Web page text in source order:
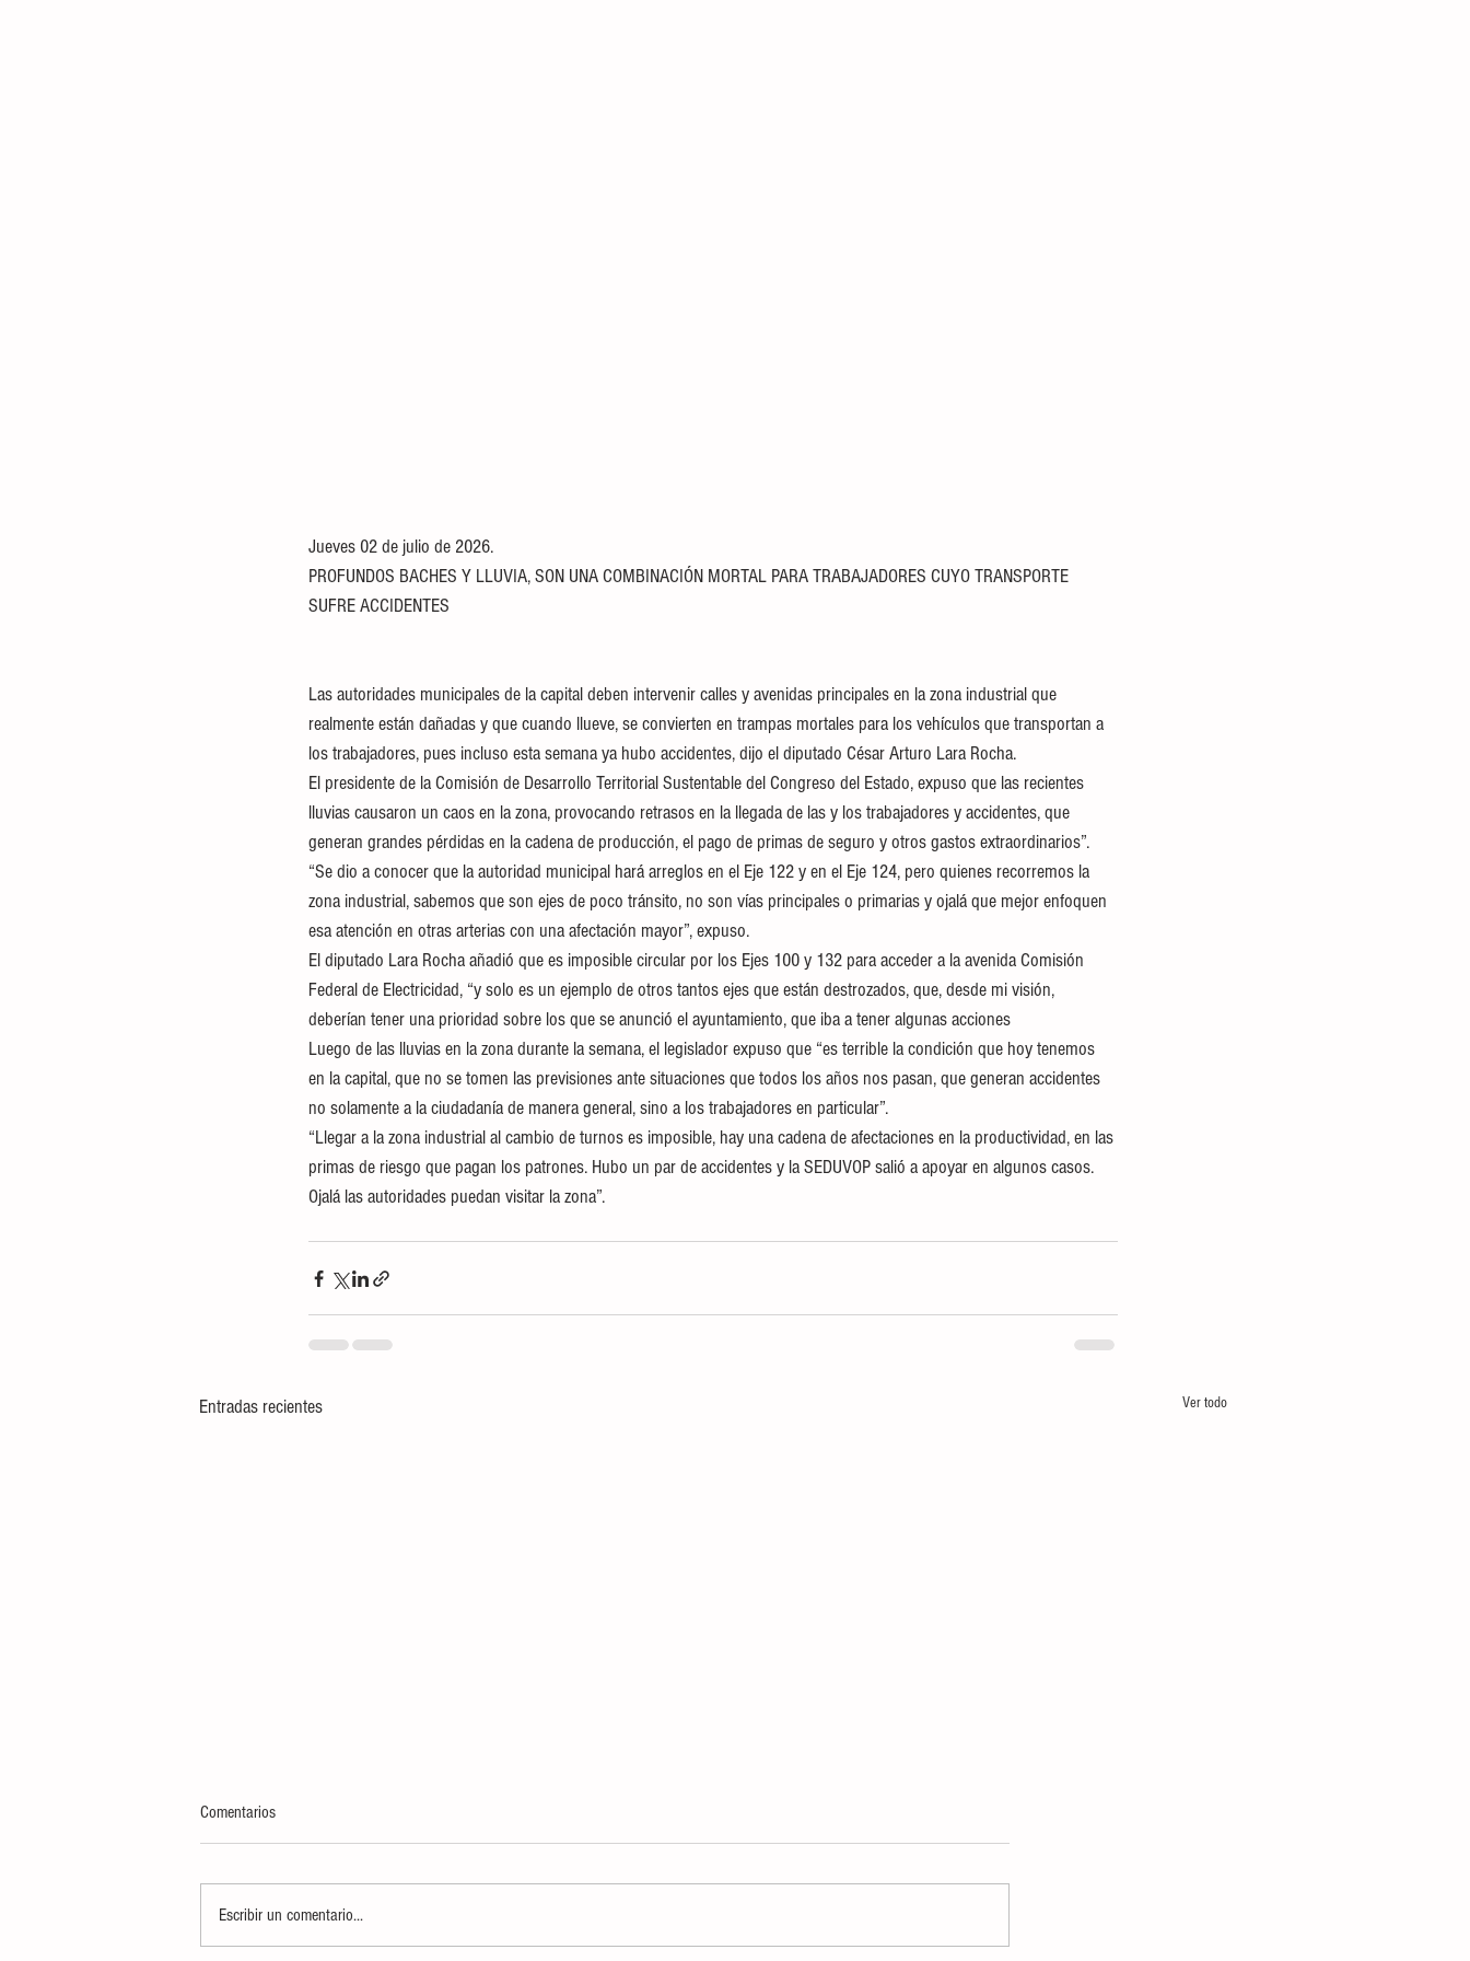
Jueves 02 de julio de 2026.
PROFUNDOS BACHES Y LLUVIA, SON UNA COMBINACIÓN MORTAL PARA TRABAJADORES CUYO TRANSPORTE
SUFRE ACCIDENTES
Las autoridades municipales de la capital deben intervenir calles y avenidas principales en la zona industrial que
realmente están dañadas y que cuando llueve, se convierten en trampas mortales para los vehículos que transportan a
los trabajadores, pues incluso esta semana ya hubo accidentes, dijo el diputado César Arturo Lara Rocha.
El presidente de la Comisión de Desarrollo Territorial Sustentable del Congreso del Estado, expuso que las recientes
lluvias causaron un caos en la zona, provocando retrasos en la llegada de las y los trabajadores y accidentes, que
generan grandes pérdidas en la cadena de producción, el pago de primas de seguro y otros gastos extraordinarios”.
“Se dio a conocer que la autoridad municipal hará arreglos en el Eje 122 y en el Eje 124, pero quienes recorremos la
zona industrial, sabemos que son ejes de poco tránsito, no son vías principales o primarias y ojalá que mejor enfoquen
esa atención en otras arterias con una afectación mayor”, expuso.
El diputado Lara Rocha añadió que es imposible circular por los Ejes 100 y 132 para acceder a la avenida Comisión
Federal de Electricidad, “y solo es un ejemplo de otros tantos ejes que están destrozados, que, desde mi visión,
deberían tener una prioridad sobre los que se anunció el ayuntamiento, que iba a tener algunas acciones
Luego de las lluvias en la zona durante la semana, el legislador expuso que “es terrible la condición que hoy tenemos
en la capital, que no se tomen las previsiones ante situaciones que todos los años nos pasan, que generan accidentes
no solamente a la ciudadanía de manera general, sino a los trabajadores en particular”.
“Llegar a la zona industrial al cambio de turnos es imposible, hay una cadena de afectaciones en la productividad, en las
primas de riesgo que pagan los patrones. Hubo un par de accidentes y la SEDUVOP salió a apoyar en algunos casos.
Ojalá las autoridades puedan visitar la zona”.
Entradas recientes Ver todo
Comentarios
Escribir un comentario...